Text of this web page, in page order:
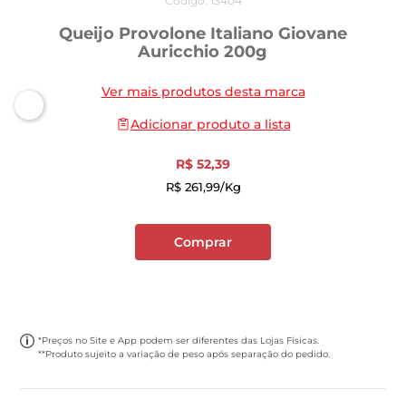
Queijo Provolone Italiano Giovane
Auricchio 200g
Ver mais produtos desta marca
Adicionar produto a lista
R$ 52,39
R$ 261,99/kg
Comprar
*Preços no Site e App podem ser diferentes das Lojas Físicas.
**Produto sujeito a variação de peso após separação do pedido.